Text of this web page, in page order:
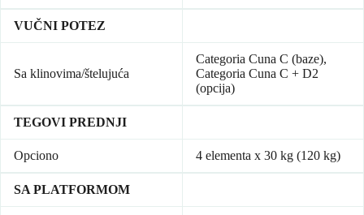
VUČNI POTEZ
Sa klinovima/štelujuća
Categoria Cuna C (baze),
Categoria Cuna C + D2
(opcija)
TEGOVI PREDNJI
Opciono 4 elementa x 30 kg (120 kg)
SA PLATFORMOM